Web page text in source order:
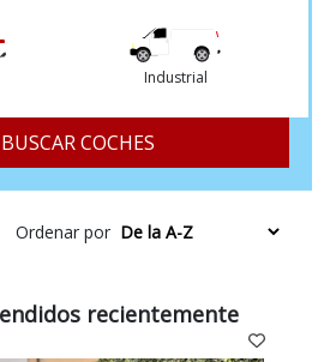
Industrial
BUSCAR COCHES
Ordenar por
recientemente